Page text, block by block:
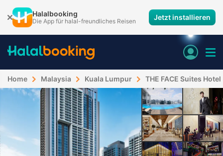
Halalbooking
Die App für halal-freundliches Reisen Jetzt installieren
Home Malaysia Kuala Lumpur THE FACE Suites Hotel